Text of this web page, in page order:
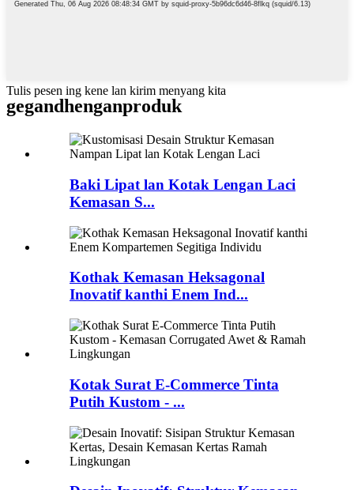
Tulis pesen ing kene lan kirim menyang kita
gegandhenganproduk
Baki Lipat lan Kotak Lengan Laci
Kemasan S...
Kothak Kemasan Heksagonal
Inovatif kanthi Enem Ind...
Kotak Surat E-Commerce Tinta
Putih Kustom - ...